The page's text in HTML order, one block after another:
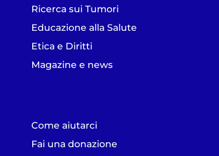
Ricerca sui Tumori
Educazione alla Salute
Etica e Diritti
Magazine e news
Come aiutarci
Fai una donazione